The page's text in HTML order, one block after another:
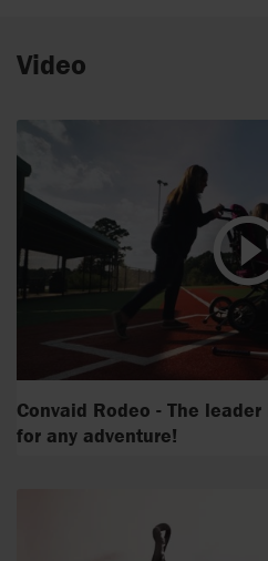
Video
Convaid Rodeo - The
for any adventure!